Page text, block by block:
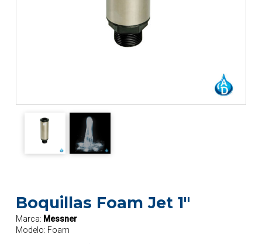
Boquillas Foam Jet 1"
Marca: Messner
Modelo: Foam